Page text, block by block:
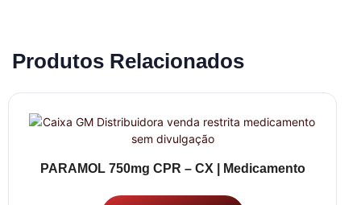
Produtos Relacionados
PARAMOL 750mg CPR – CX | Medicamento